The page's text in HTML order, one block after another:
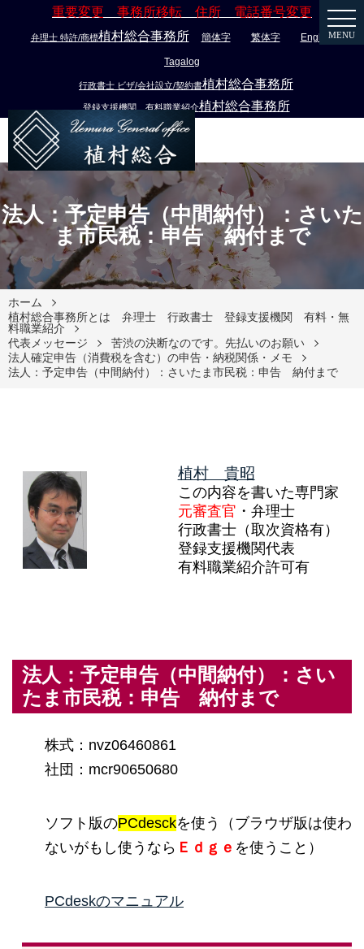
重要変更 事務所移転 住所 電話番号変更
弁理士 特許/商標植村総合事務所 簡体字 繁体字 English
Tagalog
行政書士 ビザ/会社設立/契約書植村総合事務所
登録支援機関 有料職業紹介植村総合事務所
MENU
法人：予定申告（中間納付）：さいた
ま市民税：申告 納付まで
ホーム
植村総合事務所とは 弁理士 行政書士 登録支援機関 有料・無
料職業紹介
代表メッセージ
苦渋の決断なのです。先払いのお願い
法人確定申告（消費税を含む）の申告・納税関係・メモ
法人：予定申告（中間納付）：さいたま市民税：申告 納付まで
植村 貴昭
この内容を書いた専門家
元審査官 ・弁理士
行政書士（取次資格有）
登録支援機関代表
有料職業紹介許可有
法人：予定申告（中間納付）：さい
たま市民税：申告 納付まで
株式：nvz06460861
社団：mcr90650680
ソフト版のPCdesckを使う（ブラウザ版は使わ
ないがもし使うなら Ｅｄｇｅ を使うこと）
PCdeskのマニュアル